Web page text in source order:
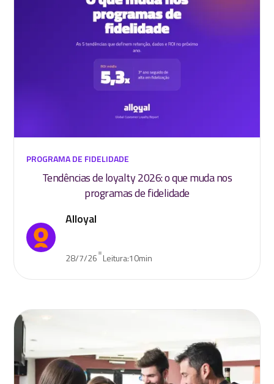
PROGRAMA DE FIDELIDADE
Tendências de loyalty 2026: o que muda nos
programas de fidelidade
Alloyal
28/7/26•Leitura:10min